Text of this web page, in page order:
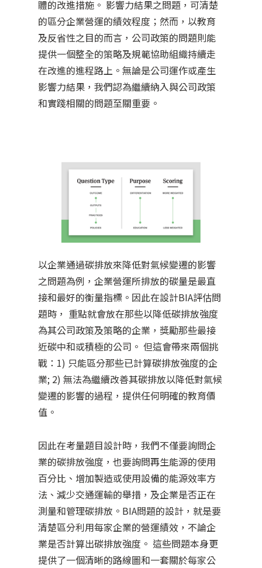
體的改進措施。 影響力結果之問題，可清楚
的區分企業營運的績效程度；然而，以教育
及反省性之目的而言，公司政策的問題則能
提供一個整全的策略及規範協助組織持續走
在改進的進程路上。無論是公司運作或產生
影響力結果，我們認為繼續納入與公司政策
和實踐相關的問題至關重要。
以企業通過碳排放來降低對氣候變遷的影響
之問題為例，企業營運所排放的碳量是最直
接和最好的衡量指標。因此在設計BIA評估問
題時， 重點就會放在那些以降低碳排放強度
為其公司政策及策略的企業，獎勵那些最接
近碳中和或積極的公司。 但這會帶來兩個挑
戰：1) 只能區分那些已計算碳排放強度的企
業; 2) 無法為繼續改善其碳排放以降低對氣候
變遷的影響的過程，提供任何明確的教育價
值。
因此在考量題目設計時，我們不僅要詢問企
業的碳排放強度，也要詢問再生能源的使用
百分比、增加製造或使用設備的能源效率方
法、減少交通運輸的舉措，及企業是否正在
測量和管理碳排放。BIA問題的設計，就是要
清楚區分利用每家企業的營運績效，不論企
業是否計算出碳排放強度。 這些問題本身更
提供了一個清晰的路線圖和一套關於每家公